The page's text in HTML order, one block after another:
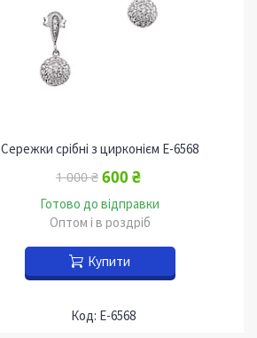
Сережки срібні з цирконієм Е-6568
1 000 ₴ 600 ₴
Готово до відправки
Оптом і в роздріб
Купити
Е-6568